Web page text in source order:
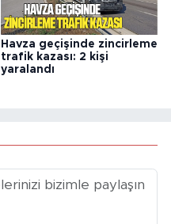
Havza geçişinde zincirleme
trafik kazası: 2 kişi
yaralandı